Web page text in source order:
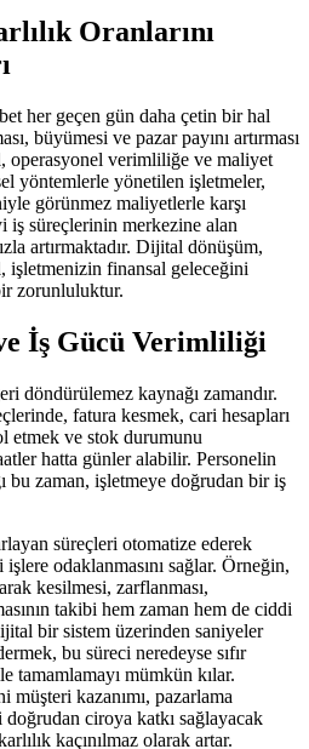
Oranlarını
her geçen gün daha çetin bir hal
büyümesi ve pazar payını artırması
operasyonel verimliliğe ve maliyet
yöntemlerle yönetilen işletmeler,
görünmez maliyetlerle karşı
iş süreçlerinin merkezine alan
artırmaktadır. Dijital dönüşüm,
işletmenizin finansal geleceğini
zorunluluktur.
İş Gücü Verimliliği
döndürülemez kaynağı zamandır.
fatura kesmek, cari hesapları
etmek ve stok durumunu
hatta günler alabilir. Personelin
bu zaman, işletmeye doğrudan bir iş
süreçleri otomatize ederek
odaklanmasını sağlar. Örneğin,
kesilmesi, zarflanması,
takibi hem zaman hem de ciddi
bir sistem üzerinden saniyeler
bu süreci neredeyse sıfır
tamamlamayı mümkün kılar.
müşteri kazanımı, pazarlama
ciroya katkı sağlayacak
kaçınılmaz olarak artar.